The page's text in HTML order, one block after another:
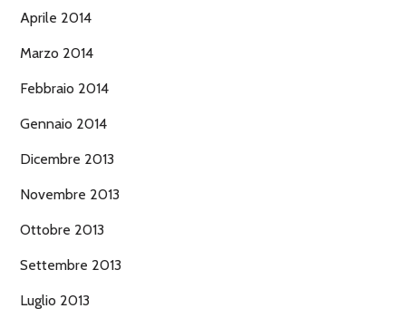
Aprile 2014
Marzo 2014
Febbraio 2014
Gennaio 2014
Dicembre 2013
Novembre 2013
Ottobre 2013
Settembre 2013
Luglio 2013